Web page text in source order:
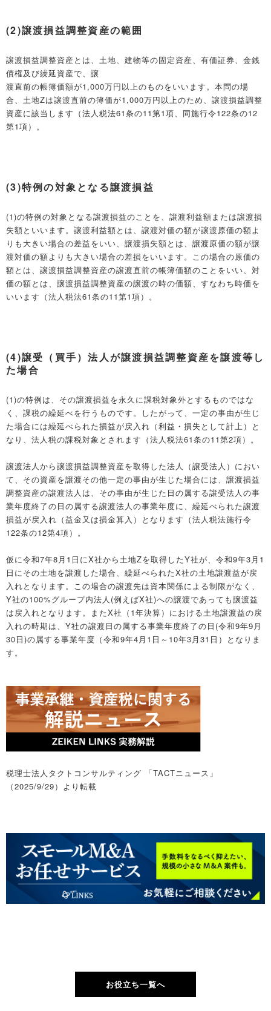
(2)譲渡損益調整資産の範囲
譲渡損益調整資産とは、土地、建物等の固定資産、有価証券、金銭
債権及び繰延資産で、譲
渡直前の帳簿価額が1,000万円以上のものをいいます。本問の場
合、土地Zは譲渡直前の簿価が1,000万円以上のため、譲渡損益調整
資産に該当します（法人税法61条の11第1項、同施行令122条の12
第1項）。
(3)特例の対象となる譲渡損益
(1)の特例の対象となる譲渡損益のことを、譲渡利益額または譲渡損
失額といいます。譲渡利益額とは、譲渡対価の額が譲渡原価の額よ
りも大きい場合の差益をいい、譲渡損失額とは、譲渡原価の額が譲
渡対価の額よりも大きい場合の差損をいいます。この場合の原価の
額とは、譲渡損益調整資産の譲渡直前の帳簿価額のことをいい、対
価の額とは、譲渡損益調整資産の譲渡の時の価額、すなわち時価を
いいます（法人税法61条の11第1項）。
(4)譲受（買手）法人が譲渡損益調整資産を譲渡等し
た場合
(1)の特例は、その譲渡損益を永久に課税対象外とするものではな
く、課税の繰延べを行うものです。したがって、一定の事由が生じ
た場合には繰延べられた損益が戻入れ（利益・損失として計上）と
なり、法人税の課税対象とされます（法人税法61条の11第2項）。
譲渡法人から譲渡損益調整資産を取得した法人（譲受法人）におい
て、その資産を譲渡その他一定の事由が生じた場合には、譲渡損益
調整資産の譲渡法人は、その事由が生じた日の属する譲受法人の事
業年度終了の日の属する譲渡法人の事業年度に、繰延べられた譲渡
損益が戻入れ（益金又は損金算入）となります（法人税法施行令
122条の12第4項）。
仮に令和7年8月1日にX社から土地Zを取得したY社が、令和9年3月1
日にその土地を譲渡した場合、繰延べられたX社の土地譲渡益が戻
入れとなります。この場合の譲渡先は資本関係による制限がなく、
Y社の100%グループ内法人(例えばX社)への譲渡であっても譲渡益
は戻入れとなります。またX社（1年決算）における土地譲渡益の戻
入れの時期は、Y社の譲渡日の属する事業年度終了の日(令和9年9月
30日)の属する事業年度（令和9年4月1日～10年3月31日）となりま
す。
税理士法人タクトコンサルティング 「TACTニュース」
（2025/9/29）より転載
お役立ち一覧へ